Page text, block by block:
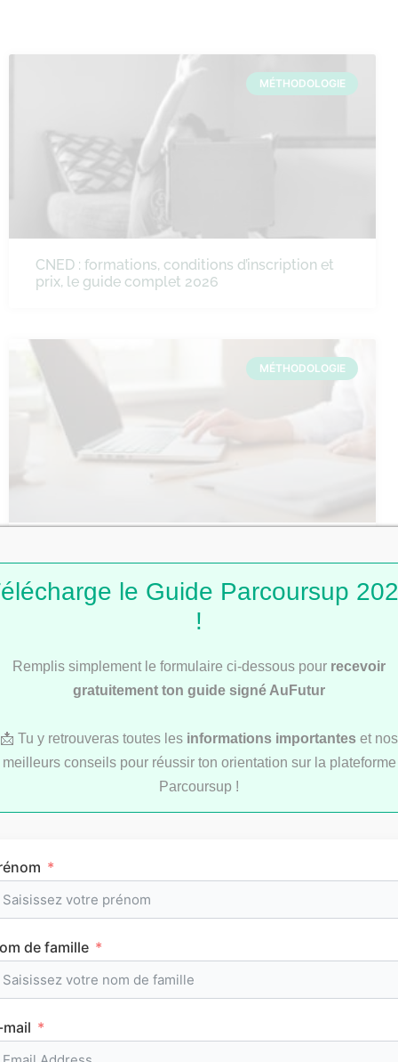
MÉTHODOLOGIE
CNED : formations, conditions d’inscription et
prix, le guide complet 2026
MÉTHODOLOGIE
Comment réviser pendant les vacances d’été
MÉTHODOLOGIE
le Guide Parcoursup
!
Remplis simplement le formulaire ci-dessous pour recevoir
gratuitement ton guide signé AuFutur
📩 Tu y retrouveras toutes les informations importantes et nos
meilleurs conseils pour réussir ton orientation sur la plateforme
Parcoursup !
de famille